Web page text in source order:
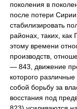
поколения в
после потери
стабилизировать
районах, таких,
этому времени
производств,
— 843, движение
которого
собой борьбу за
восстания под